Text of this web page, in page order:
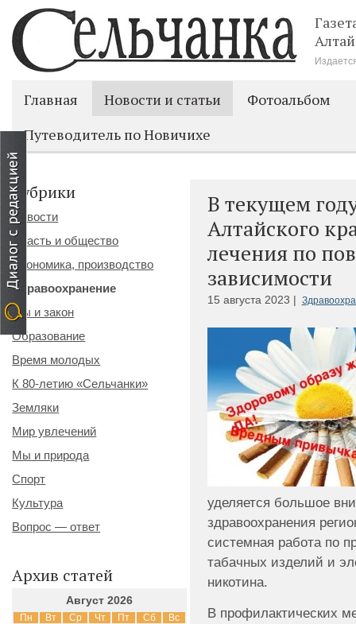
Главная Новости и статьи
Фотоальбом
Путеводитель по Новичихе
В текущем
Алтайского
лечения по
зависимости
15 августа 2023 |
уделяется большое
здравоохранения
системная работа по
табачных изделий и
никотина.
В профилактических
Рубрики
Новости
Власть и общество
Экономика, производство
Здравоохранение
Мы и закон
Образование
Время молодых
К 80-летию «Сельчанки»
Земляки
Мир увлечений
Мы и природа
Спорт
Культура
Вопрос — ответ
Архив статей
Август 2026
Пн Вт Ср Чт Пт Сб Вс